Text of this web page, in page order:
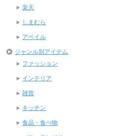
楽天
しまむら
アベイル
ジャンル別アイテム
ファッション
インテリア
雑貨
キッチン
食品・食べ物